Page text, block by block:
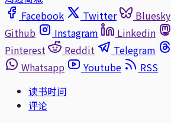
Facebook
Twitter Bluesky
Github
Instagram Linkedin
Pinterest
Reddit Telegram
Whatsapp
Youtube
RSS
读书时间
评论